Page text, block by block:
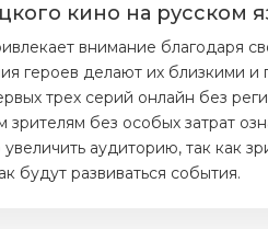
кино на русском
внимание благодаря
героев делают их близкими и
трех серий онлайн без
без особых затрат
аудиторию, так как
будут развиваться события.